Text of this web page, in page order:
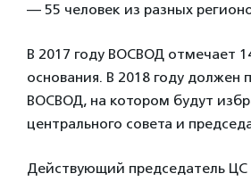
— 55 человек из разных
В 2017 году ВОСВОД отмечает
основания. В 2018 году должен
ВОСВОД, на котором будут
центрального совета и
Действующий председатель